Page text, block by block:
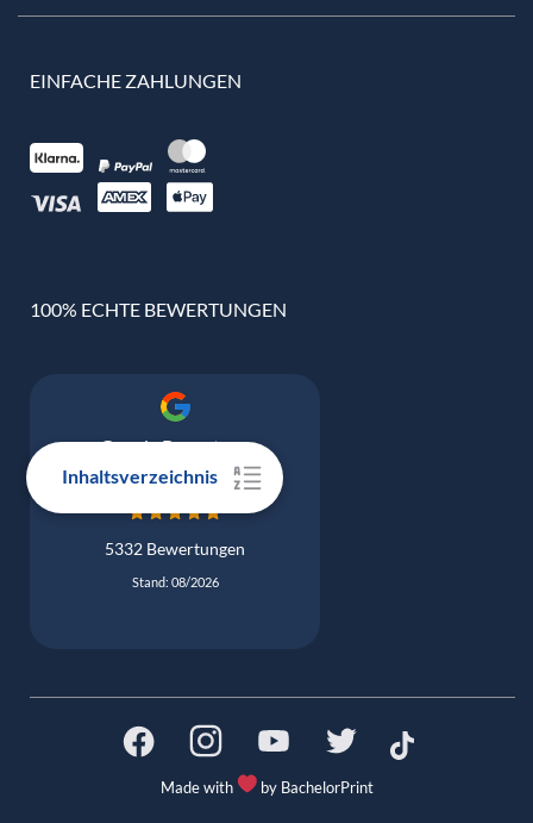
Inhaltsverzeichnis
EINFACHE ZAHLUNGEN
100% ECHTE BEWERTUNGEN
Google Bewertung
4.9
5332 Bewertungen
Stand: 08/2026
Made with by BachelorPrint